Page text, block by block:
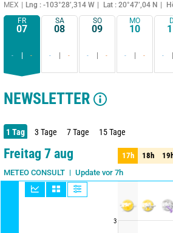
MEX Lng : -103°28’,314 W Lat : 20°47’,04 N
FR
07
- -
SA
08
- -
SO
09
- -
MO
10
- - -
NEWSLETTER
1 Tag 3 Tage 7 Tage 15 Tage
Freitag 7 aug
METEO CONSULT Update vor 7h
3
17h 18h
17h 18h 19h